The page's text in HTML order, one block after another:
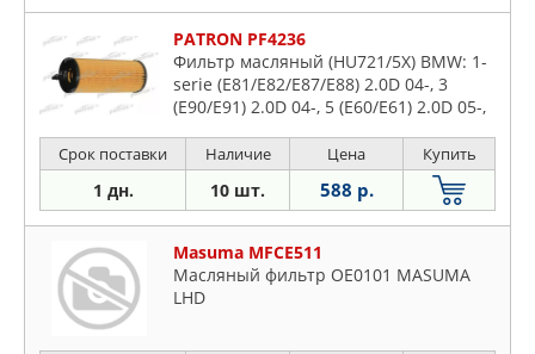
PATRON PF4236
Фильтр масляный (HU721/5X) BMW: 1-
serie (E81/E82/E87/E88) 2.0D 04-, 3
(E90/E91) 2.0D 04-, 5 (E60/E61) 2.0D 05-,
(mtrs. N47D20..)
Срок поставки Наличие Цена Купить
1 дн. 10 шт. 588 р.
Masuma MFCE511
Масляный фильтр OE0101 MASUMA
LHD